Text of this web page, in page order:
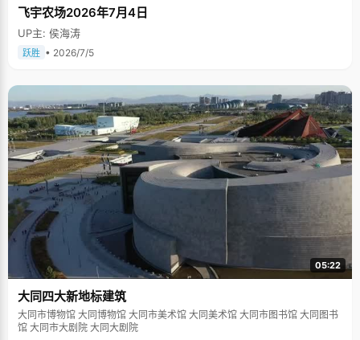
飞宇农场2026年7月4日
UP主: 侯海涛
跃胜 • 2026/7/5
05:22
大同四大新地标建筑
大同市博物馆 大同博物馆 大同市美术馆 大同美术馆 大同市图书馆 大同图书
馆 大同市大剧院 大同大剧院